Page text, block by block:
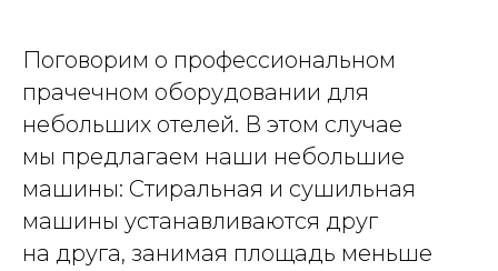
Поговорим о профессиональном
прачечном оборудовании для
небольших отелей. В этом случае
мы предлагаем наши небольшие
машины: Стиральная и сушильная
машины устанавливаются друг
на друга, занимая площадь меньше